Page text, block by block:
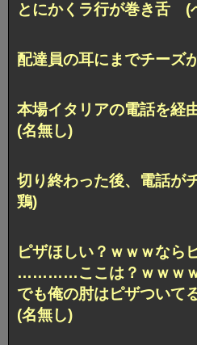
とにかくラ行が巻き舌 (
配達員の耳にまでチー
本場イタリアの電話を経
(名無し)
切り終わった後、電話
鶏)
ピザほしい？ｗｗｗなら
…………ここは？ｗｗｗｗ
でも俺の肘はピザついて
(名無し)